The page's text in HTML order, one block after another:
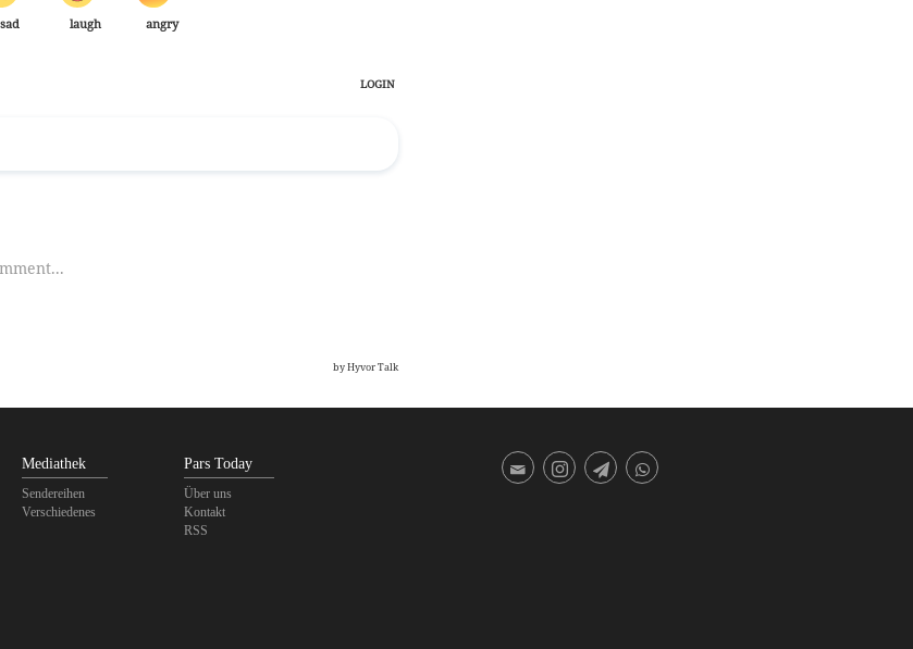
Mediathek
Sendereihen
Verschiedenes
Pars Today
Über uns
Kontakt
RSS